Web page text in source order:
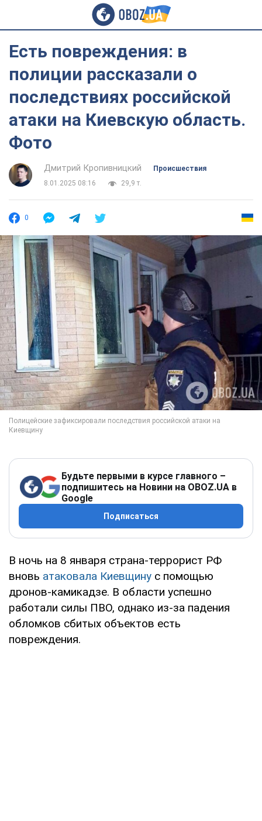
Есть повреждения: в
полиции рассказали о
последствиях российской
атаки на Киевскую область.
Фото
Дмитрий Кропивницкий
Происшествия
8.01.2025 08:16
29,9 т.
0
Будьте первыми в курсе главного –
подпишитесь на Новини на OBOZ.UA в
Google
Подписаться
В ночь на 8 января страна-террорист РФ
вновь атаковала Киевщину с помощью
дронов-камикадзе. В области успешно
работали силы ПВО, однако из-за падения
обломков сбитых объектов есть
повреждения.